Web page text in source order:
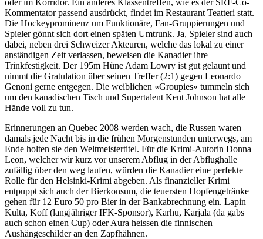
Kommentator passend ausdrückt, findet im Restaurant Teatteri statt.
Die Hockeyprominenz um Funktionäre, Fan-Gruppierungen und
Spieler gönnt sich dort einen späten Umtrunk. Ja, Spieler sind auch
dabei, neben drei Schweizer Akteuren, welche das lokal zu einer
anständigen Zeit verlassen, beweisen die Kanadier ihre
Trinkfestigkeit. Der 195m Hüne Adam Lowry ist gut gelaunt und
nimmt die Gratulation über seinen Treffer (2:1) gegen Leonardo
Genoni gerne entgegen. Die weiblichen «Groupies» tummeln sich
um den kanadischen Tisch und Supertalent Kent Johnson hat alle
Hände voll zu tun.
Erinnerungen an Quebec 2008 werden wach, die Russen waren
damals jede Nacht bis in die frühen Morgenstunden unterwegs, am
Ende holten sie den Weltmeistertitel. Für die Krimi-Autorin Donna
Leon, welcher wir kurz vor unserem Abflug in der Abflughalle
zufällig über den weg laufen, würden die Kanadier eine perfekte
Rolle für den Helsinki-Krimi abgeben. Als finanzieller Krimi
entpuppt sich auch der Bierkonsum, die teuersten Hopfengetränke
gehen für 12 Euro 50 pro Bier in der Bankabrechnung ein. Lapin
Kulta, Koff (langjähriger IFK-Sponsor), Karhu, Karjala (da gabs
auch schon einen Cup) oder Aura heissen die finnischen
Aushängeschilder an den Zapfhähnen.